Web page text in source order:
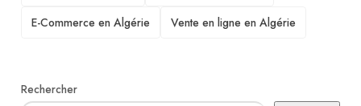
E-Commerce en Algérie
Vente en ligne en Algérie
Rechercher